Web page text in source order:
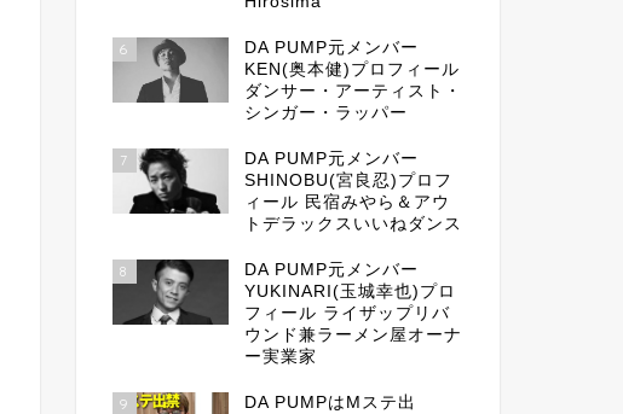
6
DA PUMP元メンバー
KEN(奥本健)プロフィール
ダンサー・アーティスト・
シンガー・ラッパー
7
DA PUMP元メンバー
SHINOBU(宮良忍)プロフ
ィール 民宿みやら＆アウ
トデラックスいいねダンス
8
DA PUMP元メンバー
YUKINARI(玉城幸也)プロ
フィール ライザップリバ
ウンド兼ラーメン屋オーナ
ー実業家
9
DA PUMPはMステ出